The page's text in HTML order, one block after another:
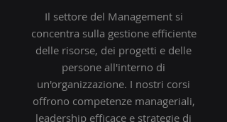
Il settore del Management si
concentra sulla gestione efficiente
delle risorse, dei progetti e delle
persone all'interno di
un'organizzazione. I nostri corsi
offrono competenze manageriali,
leadership efficace e strategie di